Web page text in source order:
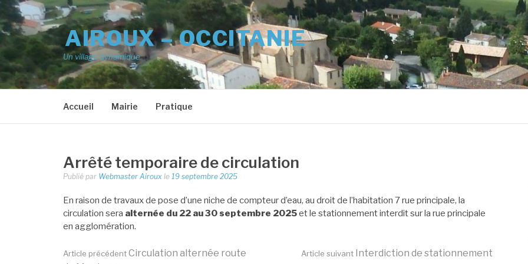
Aller
au
contenu
AIROUX – OCCITANIE
Un village dynamique
Accueil Mairie Pratique
Arrêté temporaire de circulation
Publié par Webmaster Airoux le19 septembre 2025
En raison de travaux de pose d’une niche de compteur d’eau, au droit de l’habitation 7 rue principale, la
circulation sera alternée du 22 au 30 septembre 2025et le stationnement interdit sur la rue principale
en agglomération.
Article précédentCirculation alternée route
Article suivant Interdiction de stationnement